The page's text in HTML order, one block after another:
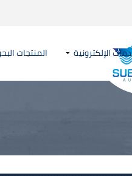
الإلكترونية المنتجات